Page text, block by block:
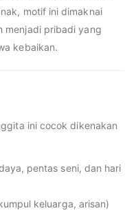
motif ini dimaknai
menjadi pribadi yang
kebaikan.
ini cocok dikenakan
pentas seni, dan hari
keluarga, arisan)